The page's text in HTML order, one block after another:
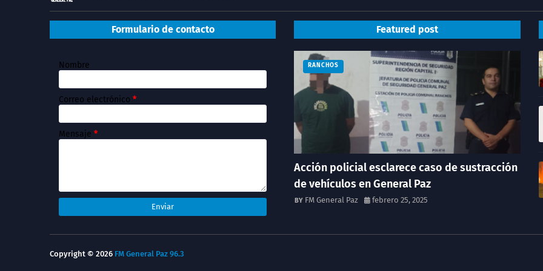
Formulario de contacto
Nombre
Correo electrónico *
Mensaje *
Featured post
RANCHOS
Acción policial esclarece caso de sustracción
de vehículos en General Paz
FM General Paz febrero 25, 2025
Copyright © 2026 FM General Paz 96.3